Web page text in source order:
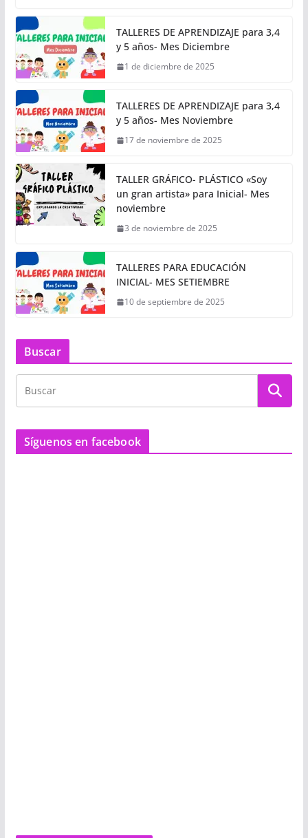
TALLERES DE APRENDIZAJE para 3,4
y 5 años- Mes Diciembre
1 de diciembre de 2025
TALLERES DE APRENDIZAJE para 3,4
y 5 años- Mes Noviembre
17 de noviembre de 2025
TALLER GRÁFICO- PLÁSTICO «Soy
un gran artista» para Inicial- Mes
noviembre
3 de noviembre de 2025
TALLERES PARA EDUCACIÓN
INICIAL- MES SETIEMBRE
10 de septiembre de 2025
Buscar
Síguenos en facebook